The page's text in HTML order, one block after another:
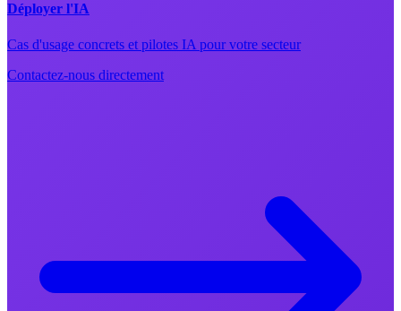
Déployer l'IA
Cas d'usage concrets et pilotes IA pour votre secteur
Contactez-nous directement